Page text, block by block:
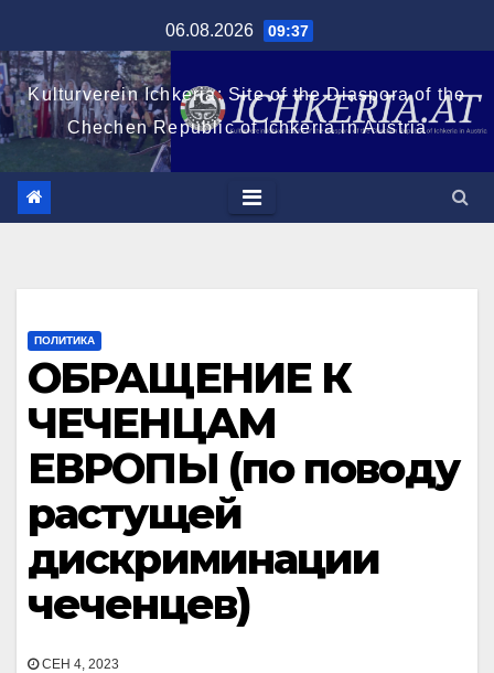
к
содержимому
06.08.2026 09:37
Kulturverein Ichkeria: Site of the Diaspora of the
Chechen Republic of Ichkeria in Austria
ПОЛИТИКА
ОБРАЩЕНИЕ К
ЧЕЧЕНЦАМ
ЕВРОПЫ (по поводу
растущей
дискриминации
чеченцев)
СЕН 4, 2023